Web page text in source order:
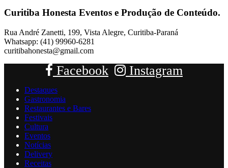
Curitiba Honesta Eventos e Produção de Conteúdo.
Rua André Zanetti, 199, Vista Alegre, Curitiba-Paraná
Whatsapp: (41) 99960-6281
curitibahonesta@gmail.com
Facebook Instagram
Destaques
Gastronomia
Restaurantes e Bares
Festivais
Cultura
Eventos
Notícias
Delivery
Receitas